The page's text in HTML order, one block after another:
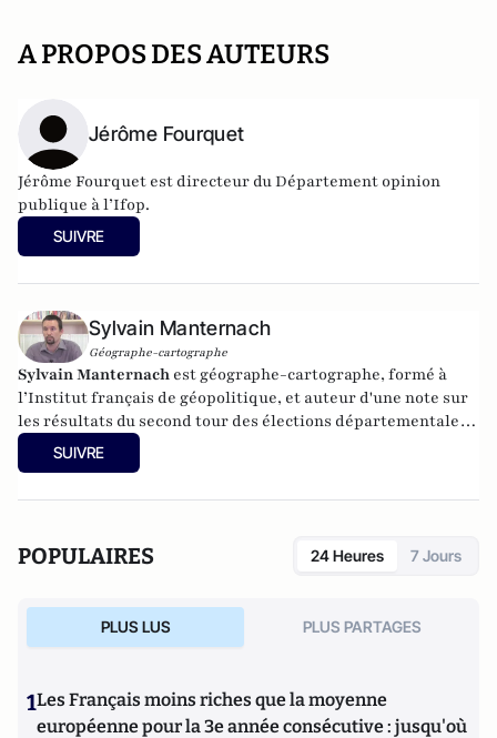
A PROPOS DES AUTEURS
Jérôme Fourquet
Jérôme Fourquet est directeur du Département opinion
publique à l’Ifop.
SUIVRE
Sylvain Manternach
Géographe-cartographe
Sylvain Manternach est géographe-cartographe, formé à
l’Institut français de géopolitique, et auteur d'une note sur
les résultats du second tour des élections départementales
co-écrite avec Jérome Fourquet, Directeur du département
Opinion et stratégie d'entreprises de l'Ifop. Parmi ses
FN(collectif sous la direction de Jérôme Fourquet, éditions
éditions de l'Aube). Prochainement, une double note de
Sylvain Manternach (avec Jérôme Fourquet) sur la crise
migratoire à Calais et la très nette augmentation du vote FN,
SUIVRE
POPULAIRES 24 Heures 7 Jours
PLUS LUS PLUS PARTAGES
1Les Français moins riches que la moyenne
européenne pour la 3e année consécutive : jusqu'où